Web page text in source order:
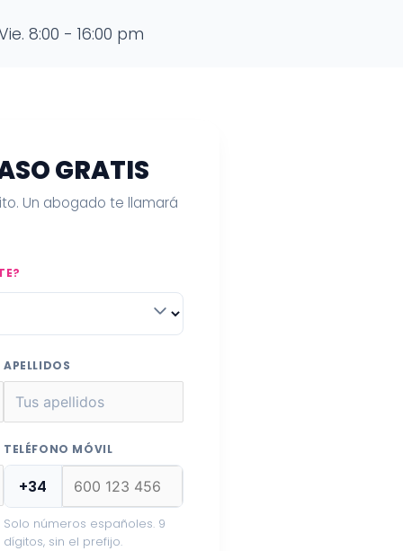
8:00 - 16:00 pm
GRATIS
Un abogado te llamará
APELLIDOS
TELÉFONO MÓVIL
+34
Solo números españoles. 9
dígitos, sin el prefijo.